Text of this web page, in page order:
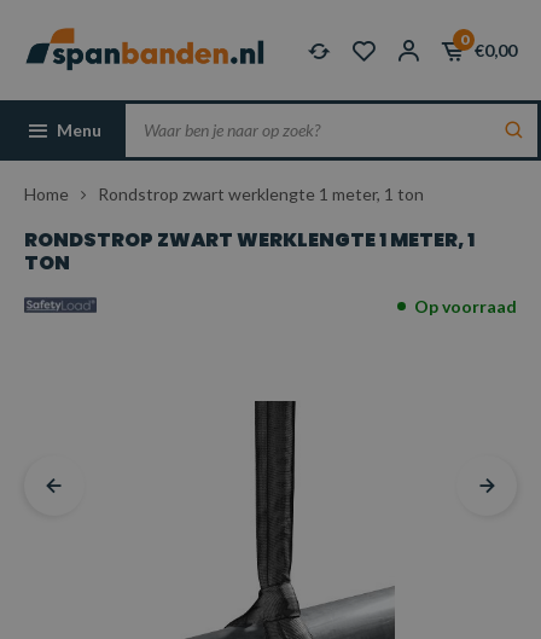
0
€0,00
Menu
Home Rondstrop zwart werklengte 1 meter, 1 ton
RONDSTROP ZWART WERKLENGTE 1 METER, 1
TON
Op voorraad